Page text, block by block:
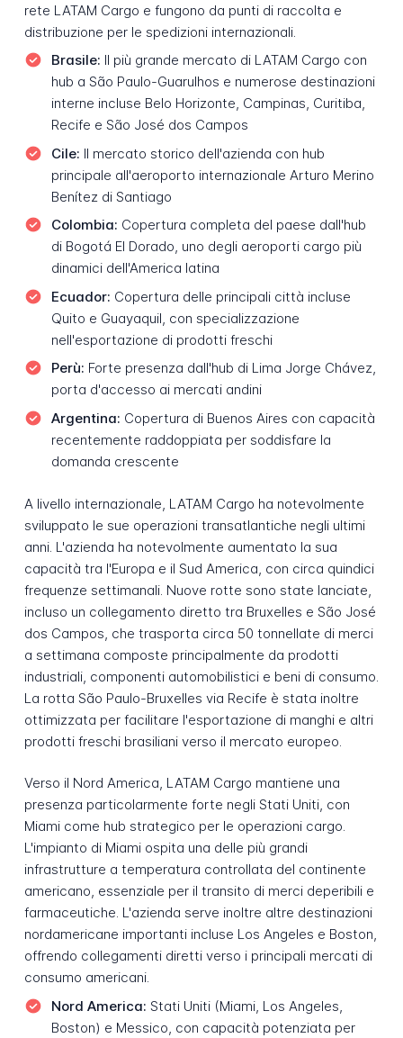
rete LATAM Cargo e fungono da punti di raccolta e
distribuzione per le spedizioni internazionali.
Brasile: Il più grande mercato di LATAM Cargo con
hub a São Paulo-Guarulhos e numerose destinazioni
interne incluse Belo Horizonte, Campinas, Curitiba,
Recife e São José dos Campos
Cile: Il mercato storico dell'azienda con hub
principale all'aeroporto internazionale Arturo Merino
Benítez di Santiago
Colombia: Copertura completa del paese dall'hub
di Bogotá El Dorado, uno degli aeroporti cargo più
dinamici dell'America latina
Ecuador: Copertura delle principali città incluse
Quito e Guayaquil, con specializzazione
nell'esportazione di prodotti freschi
Perù: Forte presenza dall'hub di Lima Jorge Chávez,
porta d'accesso ai mercati andini
Argentina: Copertura di Buenos Aires con capacità
recentemente raddoppiata per soddisfare la
domanda crescente
A livello internazionale, LATAM Cargo ha notevolmente
sviluppato le sue operazioni transatlantiche negli ultimi
anni. L'azienda ha notevolmente aumentato la sua
capacità tra l'Europa e il Sud America, con circa quindici
frequenze settimanali. Nuove rotte sono state lanciate,
incluso un collegamento diretto tra Bruxelles e São José
dos Campos, che trasporta circa 50 tonnellate di merci
a settimana composte principalmente da prodotti
industriali, componenti automobilistici e beni di consumo.
La rotta São Paulo-Bruxelles via Recife è stata inoltre
ottimizzata per facilitare l'esportazione di manghi e altri
prodotti freschi brasiliani verso il mercato europeo.
Verso il Nord America, LATAM Cargo mantiene una
presenza particolarmente forte negli Stati Uniti, con
Miami come hub strategico per le operazioni cargo.
L'impianto di Miami ospita una delle più grandi
infrastrutture a temperatura controllata del continente
americano, essenziale per il transito di merci deperibili e
farmaceutiche. L'azienda serve inoltre altre destinazioni
nordamericane importanti incluse Los Angeles e Boston,
offrendo collegamenti diretti verso i principali mercati di
consumo americani.
Nord America: Stati Uniti (Miami, Los Angeles,
Boston) e Messico, con capacità potenziata per